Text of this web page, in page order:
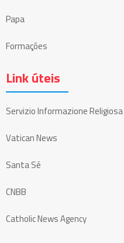
Papa
Formações
Link úteis
Servizio Informazione Religiosa
Vatican News
Santa Sé
CNBB
Catholic News Agency